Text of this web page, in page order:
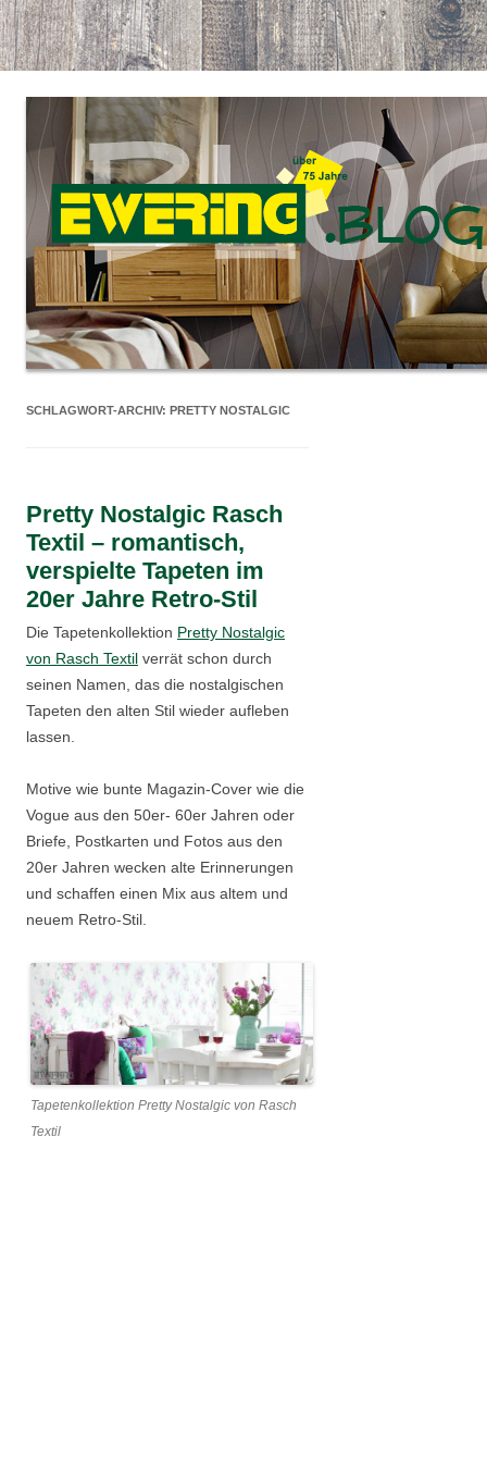
SCHLAGWORT-ARCHIV: PRETTY NOSTALGIC
Pretty Nostalgic Rasch
Textil – romantisch,
verspielte Tapeten im
20er Jahre Retro-Stil
Die Tapetenkollektion Pretty Nostalgic
von Rasch Textil verrät schon durch
seinen Namen, das die nostalgischen
Tapeten den alten Stil wieder aufleben
lassen.
Motive wie bunte Magazin-Cover wie die
Vogue aus den 50er- 60er Jahren oder
Briefe, Postkarten und Fotos aus den
20er Jahren wecken alte Erinnerungen
und schaffen einen Mix aus altem und
neuem Retro-Stil.
Tapetenkollektion Pretty Nostalgic von Rasch
Textil